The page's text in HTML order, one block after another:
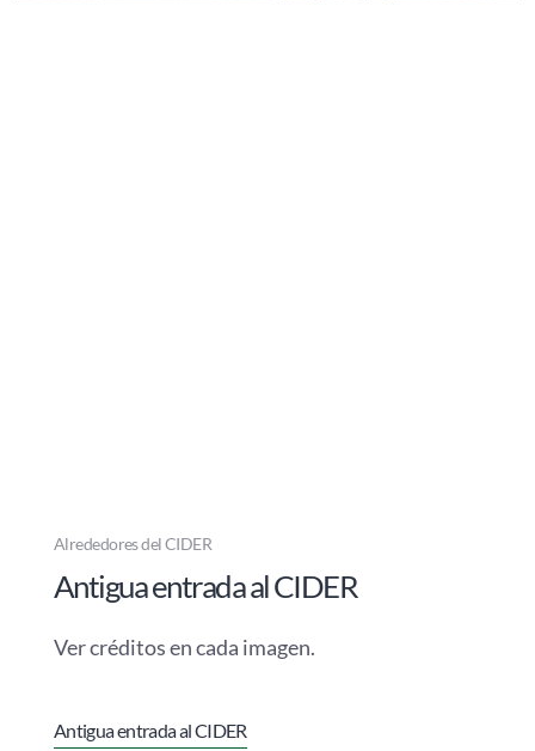
Alrededores del CIDER
Antigua entrada al CIDER
Ver créditos en cada imagen.
Antigua entrada al CIDER